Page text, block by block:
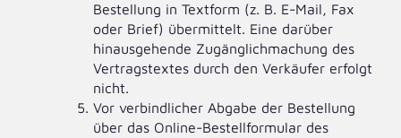
Bestellung in Textform (z. B. E-Mail, Fax
oder Brief) übermittelt. Eine darüber
hinausgehende Zugänglichmachung des
Vertragstextes durch den Verkäufer erfolgt
nicht.
Vor verbindlicher Abgabe der Bestellung
über das Online-Bestellformular des